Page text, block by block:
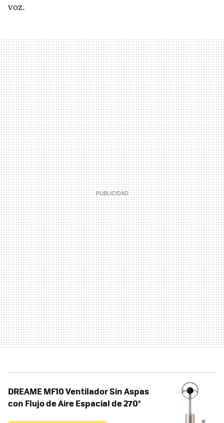
voz.
DREAME MF10 Ventilador Sin Aspas
con Flujo de Aire Espacial de 270°